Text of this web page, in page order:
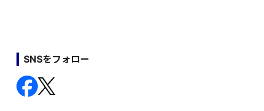
SNSをフォロー